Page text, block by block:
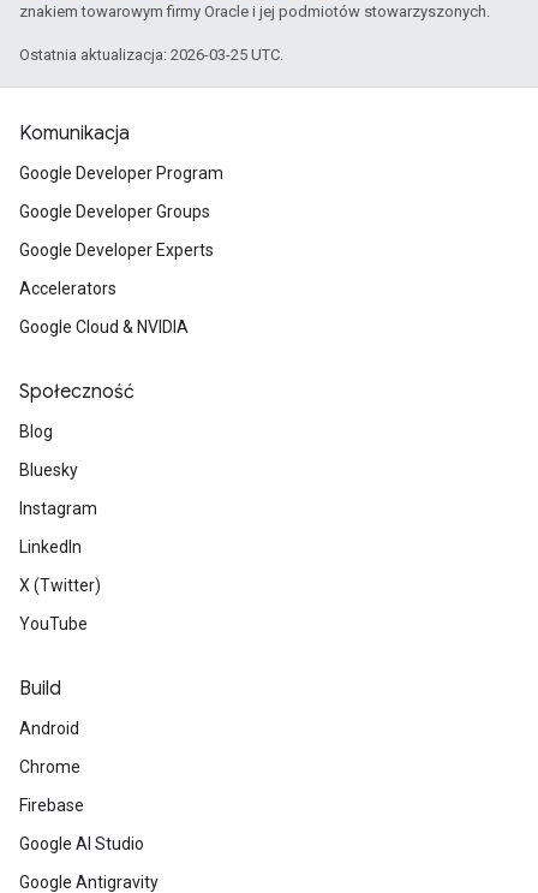
znakiem towarowym firmy Oracle i jej podmiotów stowarzyszonych.
Ostatnia aktualizacja: 2026-03-25 UTC.
Komunikacja
Google Developer Program
Google Developer Groups
Google Developer Experts
Accelerators
Google Cloud & NVIDIA
Społeczność
Blog
Bluesky
Instagram
LinkedIn
X (Twitter)
YouTube
Build
Android
Chrome
Firebase
Google AI Studio
Google Antigravity